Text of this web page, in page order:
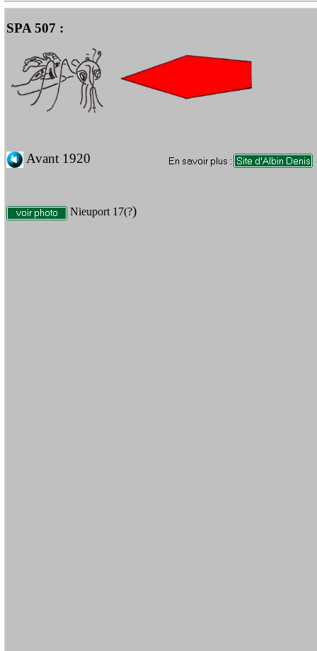
SPA 507 :
Avant 1920
Nieuport 17(?)